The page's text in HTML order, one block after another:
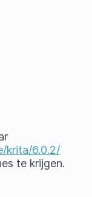
krita/6.0.2/
te krijgen.